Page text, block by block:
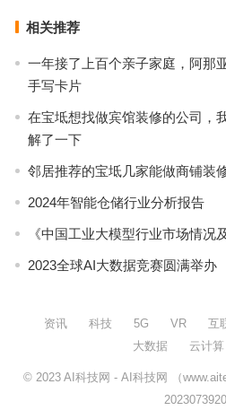
相关推荐
一年接了上百个亲子家庭，阿那
手写卡片
在宝坻想找做宾馆装修的公司，
解了一下
邻居推荐的宝坻几家能做商铺装
2024年智能仓储行业分析报告
《中国工业大模型行业市场情况
2023全球AI大数据竞赛圆满举办
资讯 科技 5G VR 互
大数据
云计算
© 2023 AI科技网 - AI科技网 （